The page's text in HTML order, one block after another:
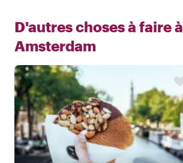
D'autres choses à faire à
Amsterdam